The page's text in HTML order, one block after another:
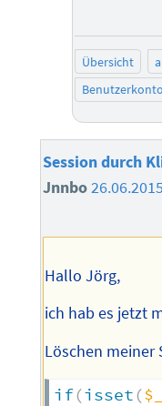
Übersicht
Session durch
Jnnbo
Hallo Jörg,
ich hab es jetzt
Löschen meiner
if(isset (